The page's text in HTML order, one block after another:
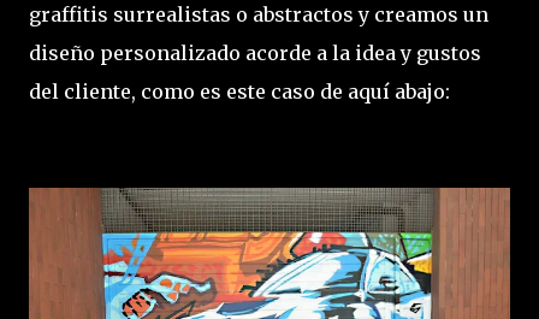
graffitis surrealistas o abstractos y creamos un
diseño personalizado acorde a la idea y gustos
del cliente, como es este caso de aquí abajo: